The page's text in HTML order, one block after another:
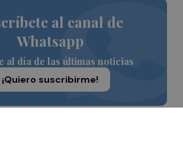
al canal de
Whatsapp
al día de las últimas noticias
¡Quiero suscribirme!